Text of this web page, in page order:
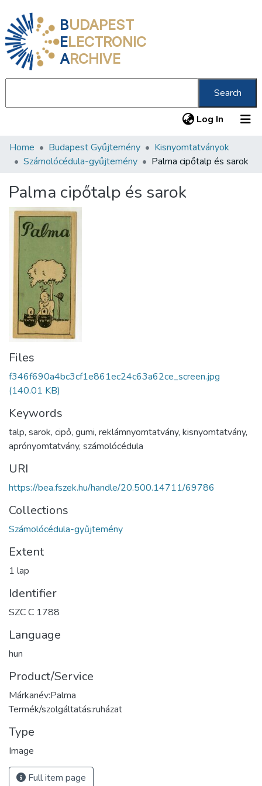
BUDAPEST
ELECTRONIC
ARCHIVE
Search
Log In (current)
Communities & Collections
Statistics
About us
Home Budapest Gyűjtemény
Kisnyomtatványok
Számolócédula-gyűjtemény
Palma cipőtalp és sarok
Palma cipőtalp és sarok
Files
f346f690a4bc3cf1e861ec24c63a62ce_screen.jpg
(140.01 KB)
Keywords
talp, sarok, cipő, gumi, reklámnyomtatvány, kisnyomtatvány,
aprónyomtatvány, számolócédula
URI
https://bea.fszek.hu/handle/20.500.14711/69786
Collections
Számolócédula-gyűjtemény
Extent
1 lap
Identifier
SZC C 1788
Language
hun
Product/Service
Márkanév:Palma
Termék/szolgáltatás:ruházat
Type
Image
Full item page